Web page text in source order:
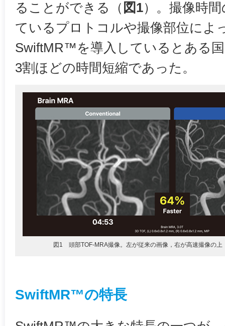
ることができる（ 図1）。撮像時
ているプロトコルや撮像部位によ
SwiftMR™を導入しているとある
3割ほどの時間短縮であった。
図1 頭部TOF-MRA撮像。左が従来の画像，右が高速撮像の上
SwiftMR™の特長